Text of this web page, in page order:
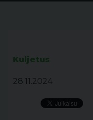
Kuljetus
28.11.2024